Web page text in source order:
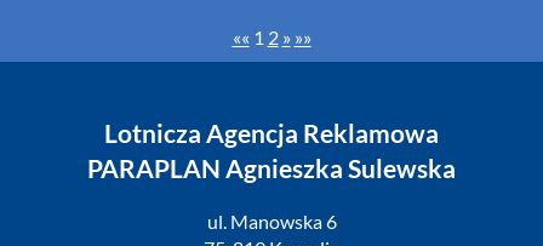
«« 1 2 » »»
Lotnicza Agencja Reklamowa
PARAPLAN Agnieszka Sulewska
ul. Manowska 6